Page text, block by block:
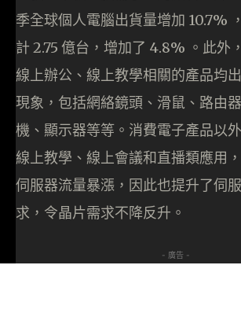
季全球個人電腦出貨量增加 10.7%
計 2.75 億台，增加了 4.8% 。此外
線上辦公、線上教學相關的產品均
現象，包括網絡鏡頭、滑鼠、路由
機、顯示器等等。消費電子產品以
線上教學、線上會議和直播類應用
伺服器流量暴漲，因此也提升了伺
求，令晶片需求不降反升。
- 廣告 -